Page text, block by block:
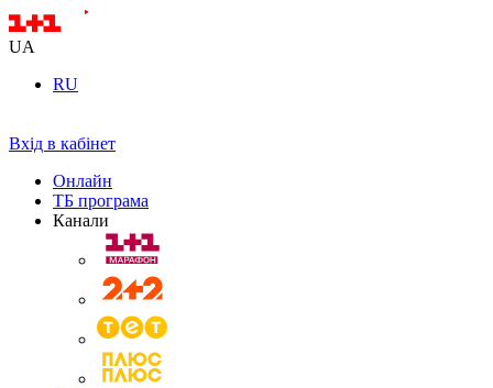
UA
RU
Вхід в кабінет
Онлайн
ТБ програма
Канали